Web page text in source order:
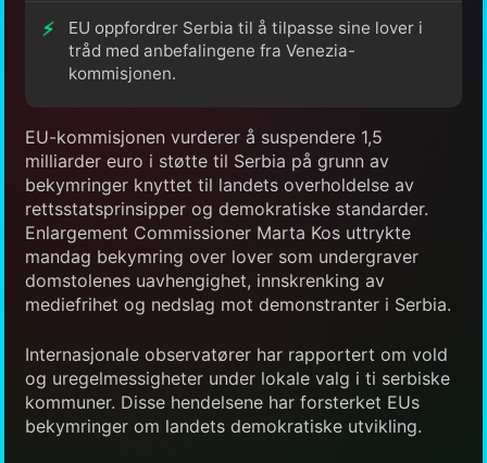
EU oppfordrer Serbia til å tilpasse sine lover i
tråd med anbefalingene fra Venezia-
kommisjonen.
EU-kommisjonen vurderer å suspendere 1,5
milliarder euro i støtte til Serbia på grunn av
bekymringer knyttet til landets overholdelse av
rettsstatsprinsipper og demokratiske standarder.
Enlargement Commissioner Marta Kos uttrykte
mandag bekymring over lover som undergraver
domstolenes uavhengighet, innskrenking av
mediefrihet og nedslag mot demonstranter i Serbia.
Internasjonale observatører har rapportert om vold
og uregelmessigheter under lokale valg i ti serbiske
kommuner. Disse hendelsene har forsterket EUs
bekymringer om landets demokratiske utvikling.